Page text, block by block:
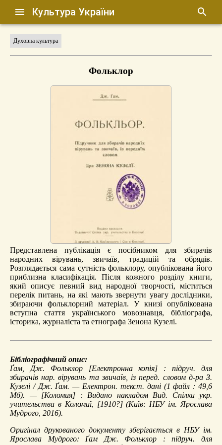
Культура України
Духовна культура
Фольклор
Представлена публікація є посібником для збирачів
народних вірувань, звичаїв, традицій та обрядів.
Розглядається сама сутність фольклору, опублікована його
приблизна класифікація. Після кожного розділу книги,
який описує певний вид народної творчості, міститься
перелік питань, на які мають звернути увагу дослідники,
збираючи фольклорний матеріал. У книзі опублікована
вступна стаття українського мовознавця, бібліографа,
історика, журналіста та етнографа Зенона Кузелі.
Бібліографічний опис:
Ґам, Дж. Фольклор[Електронна копія] : підруч. для
збирачів нар. вірувань та звичаїв, із перед. словом д-ра З.
Кузєлі / Дж. Ґам. — Електрон. текст. дані (1 файл : 49,6
Мб). — [Коломия] : Видано накладом Вид. Спілки укр.
учительства в Коломиї, [1910?] (Київ: НБУ ім. Ярослава
Мудрого, 2016).
Оригінал друкованого документу зберігається в НБУ ім.
Ярослава Мудрого: Ґам Дж. Фольклор : підруч. для